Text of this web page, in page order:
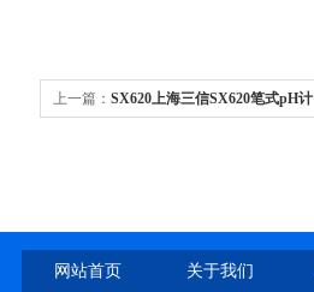
上一篇： SX620上海三信SX620笔式pH计
网站首页 关于我们